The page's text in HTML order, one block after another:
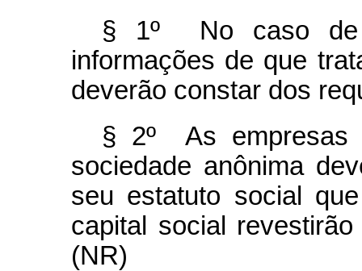
§ 1º No caso de
informações de que
deverão constar dos
§ 2º As empresas
sociedade anônima
seu estatuto social
capital social
(NR)